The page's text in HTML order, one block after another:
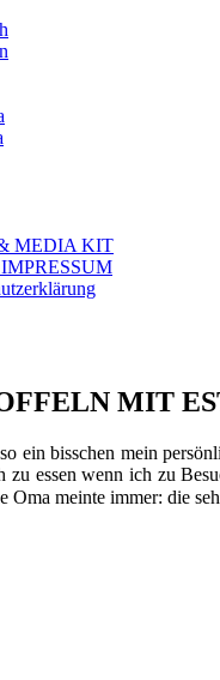
MEDIA KIT
MIT
ein bisschen mein
zu essen wenn ich zu
Oma meinte immer: die